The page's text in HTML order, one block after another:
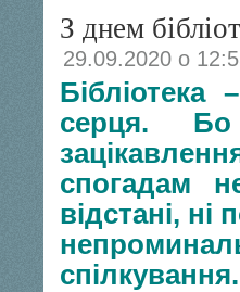
З днем
29.09.2020 о
Бібліотека
серця.
спогадам
відстані,
спілкування.